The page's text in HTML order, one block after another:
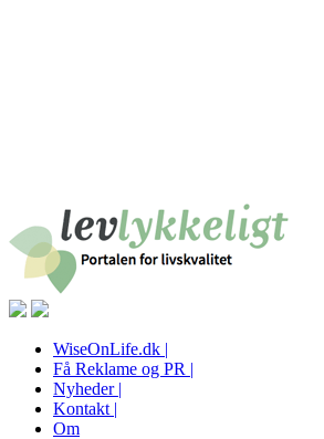
WiseOnLife.dk |
Få Reklame og PR |
Nyheder |
Kontakt |
Om